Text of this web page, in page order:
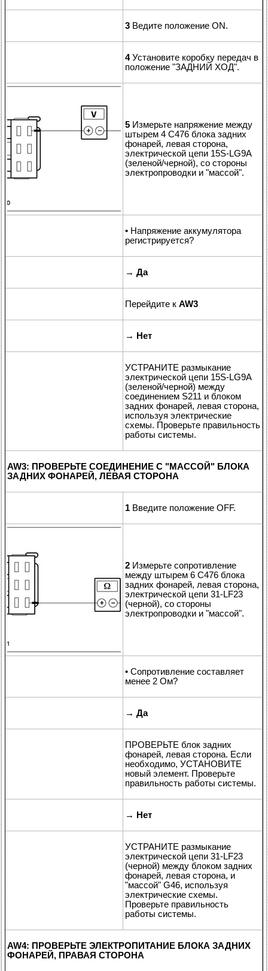
3 Ведите положение ON.
4Установите коробку передач в
положение "ЗАДНИЙ ХОД".
5 Измерьте напряжение между
штырем 4 C476 блока задних
фонарей, левая сторона,
электрической цепи 15S-LG9A
(зеленой/черной), со стороны
электропроводки и "массой".
• Напряжение аккумулятора
регистрируется?
→ Да
Перейдите к AW3
→ Нет
УСТРАНИТЕ размыкание
электрической цепи 15S-LG9A
(зеленой/черной) между
соединением S211 и блоком
задних фонарей, левая сторона,
используя электрические
схемы. Проверьте правильность
работы системы.
AW3: ПРОВЕРЬТЕ СОЕДИНЕНИЕ С "МАССОЙ" БЛОКА
ЗАДНИХ ФОНАРЕЙ, ЛЕВАЯ СТОРОНА
1 Введите положение OFF.
2 Измерьте сопротивление
между штырем 6 C476 блока
задних фонарей, левая сторона,
электрической цепи 31-LF23
(черной), со стороны
электропроводки и "массой".
• Сопротивление составляет
менее 2 Ом?
→ Да
ПРОВЕРЬТЕ блок задних
фонарей, левая сторона. Если
необходимо, УСТАНОВИТЕ
новый элемент. Проверьте
правильность работы системы.
→ Нет
УСТРАНИТЕ размыкание
электрической цепи 31-LF23
(черной) между блоком задних
фонарей, левая сторона, и
"массой" G46, используя
электрические схемы.
Проверьте правильность
работы системы.
AW4: ПРОВЕРЬТЕ ЭЛЕКТРОПИТАНИЕ БЛОКА ЗАДНИХ
ФОНАРЕЙ, ПРАВАЯ СТОРОНА